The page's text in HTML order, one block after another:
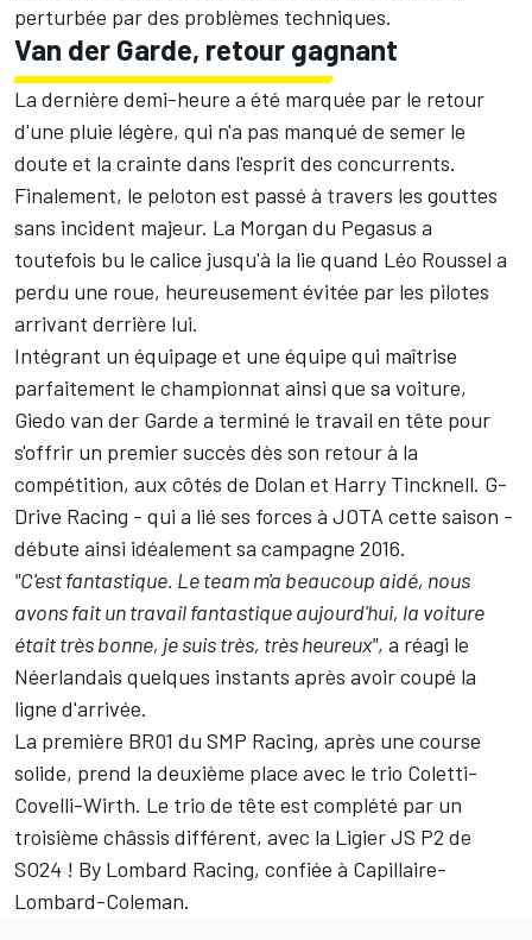
perturbée par des problèmes techniques.
Van der Garde, retour gagnant
La dernière demi-heure a été marquée par le retour
d'une pluie légère, qui n'a pas manqué de semer le
doute et la crainte dans l'esprit des concurrents.
Finalement, le peloton est passé à travers les gouttes
sans incident majeur. La Morgan du Pegasus a
toutefois bu le calice jusqu'à la lie quand Léo Roussel a
perdu une roue, heureusement évitée par les pilotes
arrivant derrière lui.
Intégrant un équipage et une équipe qui maîtrise
parfaitement le championnat ainsi que sa voiture,
Giedo van der Garde a terminé le travail en tête pour
s'offrir un premier succès dès son retour à la
compétition, aux côtés de Dolan et Harry Tincknell. G-
Drive Racing - qui a lié ses forces à JOTA cette saison -
débute ainsi idéalement sa campagne 2016.
"C'est fantastique. Le team m'a beaucoup aidé, nous
avons fait un travail fantastique aujourd'hui, la voiture
était très bonne, je suis très, très heureux", a réagi le
Néerlandais quelques instants après avoir coupé la
ligne d'arrivée.
La première BR01 du SMP Racing, après une course
solide, prend la deuxième place avec le trio Coletti-
Covelli-Wirth. Le trio de tête est complété par un
troisième châssis différent, avec la Ligier JS P2 de
SO24 ! By Lombard Racing, confiée à Capillaire-
Lombard-Coleman.